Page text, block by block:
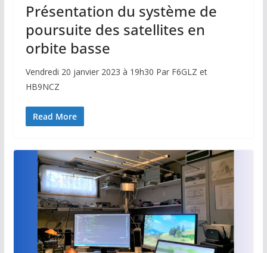
Présentation du système de
poursuite des satellites en
orbite basse
Vendredi 20 janvier 2023 à 19h30 Par F6GLZ et
HB9NCZ
Read More